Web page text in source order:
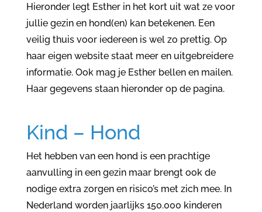
Hieronder legt Esther in het kort uit wat ze voor
jullie gezin en hond(en) kan betekenen. Een
veilig thuis voor iedereen is wel zo prettig. Op
haar eigen website staat meer en uitgebreidere
informatie. Ook mag je Esther bellen en mailen.
Haar gegevens staan hieronder op de pagina.
Kind – Hond
Het hebben van een hond is een prachtige
aanvulling in een gezin maar brengt ook de
nodige extra zorgen en risico’s met zich mee. In
Nederland worden jaarlijks 150.000 kinderen